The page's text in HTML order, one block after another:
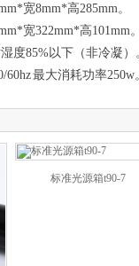
宽8mm*高285mm。
宽322mm*高101mm。
度85%以下（非冷凝）
60hz 最大消耗功率250w
标准光源箱t90-7